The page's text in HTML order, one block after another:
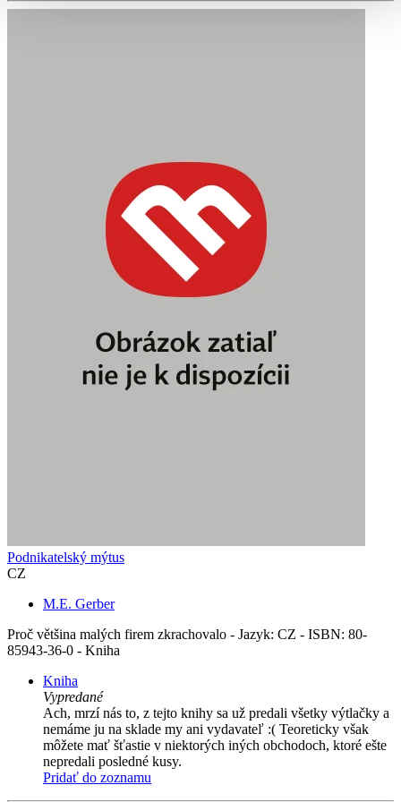
Podnikatelský mýtus
CZ
M.E. Gerber
Proč většina malých firem zkrachovalo - Jazyk: CZ - ISBN: 80-
85943-36-0 - Kniha
Kniha
Vypredané
Ach, mrzí nás to, z tejto knihy sa už predali všetky výtlačky a
nemáme ju na sklade my ani vydavateľ :( Teoreticky však
môžete mať šťastie v niektorých iných obchodoch, ktoré ešte
nepredali posledné kusy.
Pridať do zoznamu